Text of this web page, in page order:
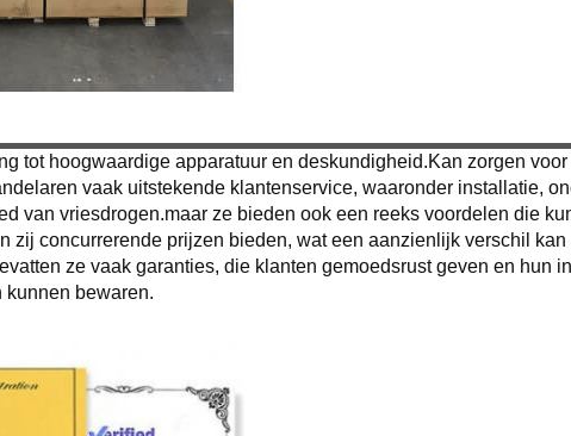
tot hoogwaardige apparatuur en deskundigheid.Kan zorgen
vaak uitstekende klantenservice, waaronder installatie,
van vriesdrogen.maar ze bieden ook een reeks voordelen die
concurrerende prijzen bieden, wat een aanzienlijk verschil
ze vaak garanties, die klanten gemoedsrust geven en hun
kunnen bewaren.